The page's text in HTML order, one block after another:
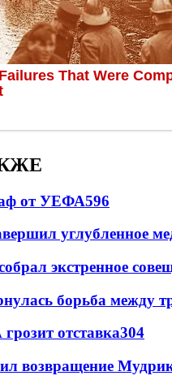
от УЕФА596
углубленное
экстренное
борьба
отставка304
возвращение